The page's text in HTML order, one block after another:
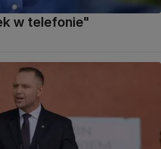
w telefonie"